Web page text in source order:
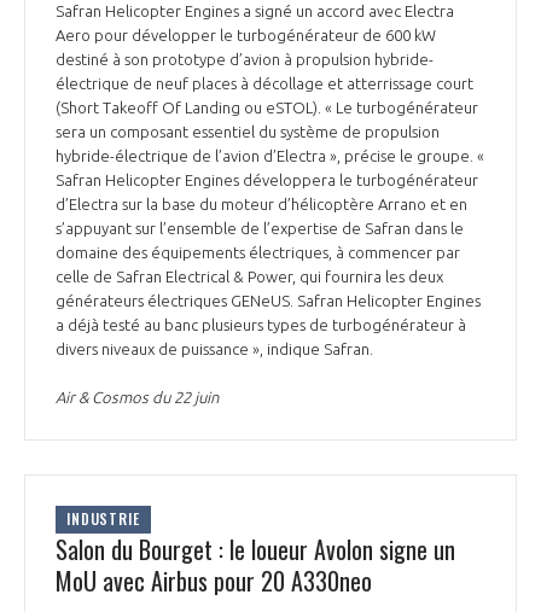
ENVIRONNEMENT
INNOVATION
INTERNATIONALISATION
RAPPORTS D'ACTIVITÉS
Safran Helicopter Engines a signé un accord avec Electra
Aero pour développer le turbogénérateur de 600 kW
destiné à son prototype d’avion à propulsion hybride-
électrique de neuf places à décollage et atterrissage court
(Short Takeoff Of Landing ou eSTOL). « Le turbogénérateur
sera un composant essentiel du système de propulsion
hybride-électrique de l’avion d’Electra », précise le groupe. «
Safran Helicopter Engines développera le turbogénérateur
d’Electra sur la base du moteur d’hélicoptère Arrano et en
s’appuyant sur l’ensemble de l’expertise de Safran dans le
domaine des équipements électriques, à commencer par
celle de Safran Electrical & Power, qui fournira les deux
générateurs électriques GENeUS. Safran Helicopter Engines
a déjà testé au banc plusieurs types de turbogénérateur à
divers niveaux de puissance », indique Safran.
Air & Cosmos du 22 juin
INDUSTRIE
Salon du Bourget : le loueur Avolon signe un
MoU avec Airbus pour 20 A330neo